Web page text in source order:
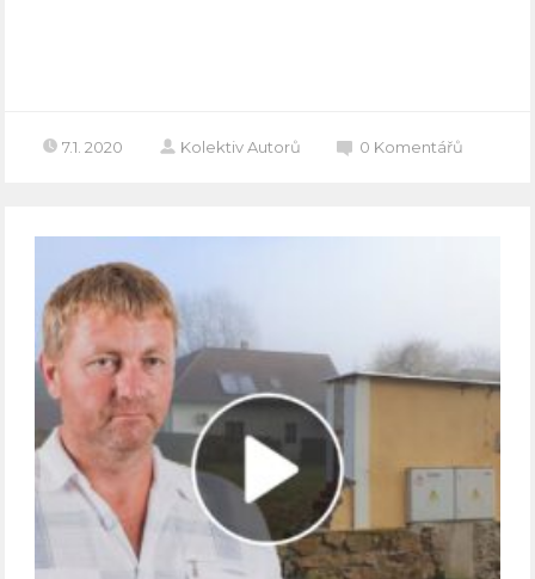
7.1. 2020 Kolektiv Autorů 0 Komentářů